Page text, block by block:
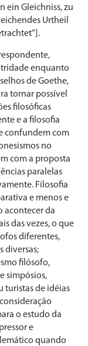
ein Gleichniss, zu
Urtheil
enquanto
de Goethe,
tornar possível
filosóficas
e a filosofia
confundem com
no
com a proposta
paralelas
Filosofia
e menos e
acontecer da
das vezes, o que
diferentes,
diversas;
filósofo,
simpósios,
turistas de idéias
o estudo da
e
quando